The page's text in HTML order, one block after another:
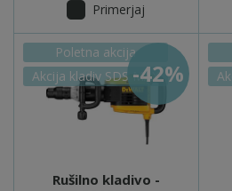
Primerjaj
Rušilno kladivo -
Poletna akcija
Akcija kladiv SDS MAX-42%